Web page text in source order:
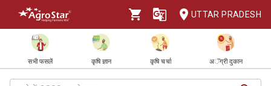
UTTAR PRADESH
सभी फसलें कृषि ज्ञान कृषि चर्चा अॅग्री दुकान